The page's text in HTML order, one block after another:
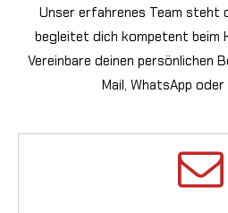
Unser erfahrenes Team steht
begleitet dich kompetent beim
Vereinbare deinen persönlichen
Mail, WhatsApp